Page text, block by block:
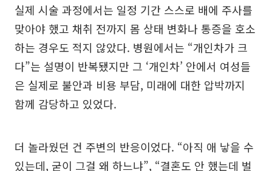
실제 시술 과정에서는 일정 기간 스스로 배에 주사를
맞아야 했고 채취 전까지 몸 상태 변화나 통증을 호소
하는 경우도 적지 않았다. 병원에서는 “개인차가 크
다”는 설명이 반복됐지만 그 ‘개인차’ 안에서 여성들
은 실제로 불안과 비용 부담, 미래에 대한 압박까지
함께 감당하고 있었다.
더 놀라웠던 건 주변의 반응이었다. “아직 애 낳을 수
있는데, 굳이 그걸 왜 하느냐”, “결혼도 안 했는데 벌